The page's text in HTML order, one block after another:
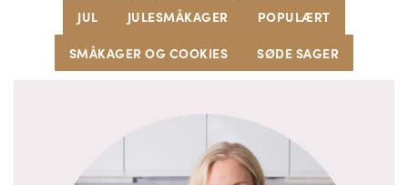
JUL
JULESMÅKAGER
POPULÆRT
SMÅKAGER OG COOKIES
SØDE SAGER